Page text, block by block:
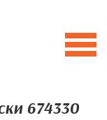
674330